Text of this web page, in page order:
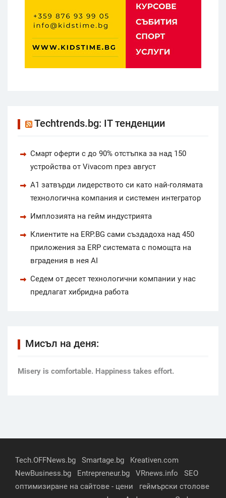
Techtrends.bg: IT тенденции
Смарт оферти с до 90% отстъпка за над 150
устройства от Vivacom през август
А1 затвърди лидерството си като най-голямата
технологична компания и системен интегратор
Имплозията на гейм индустрията
Клиентите на ERP.BG сами създадоха над 450
приложения за ERP системата с помощта на
вградения в нея AI
Седем от десет технологични компании у нас
предлагат хибридна работа
Мисъл на деня:
Мisery is comfortable. Happiness takes effort.
Tech.OFFNews.bg Smartage.bg
Kreativen.com
NewBusiness.bg
Entrepreneur.bg VRnews.info
SEO
оптимизиране на сайтове - цени
геймърски столове